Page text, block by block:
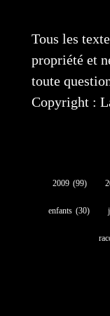
Tous les
propriété et
toute
Copyright :
2009 (99)
enfants (30)